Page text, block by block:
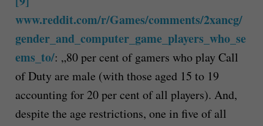
www.reddit.com/r/Games/comments/2xancg/
gender_and_computer_game_players_who_se
ems_to/: „80 per cent of gamers who play Call
of Duty are male (with those aged 15 to 19
accounting for 20 per cent of all players). And,
despite the age restrictions, one in five of all